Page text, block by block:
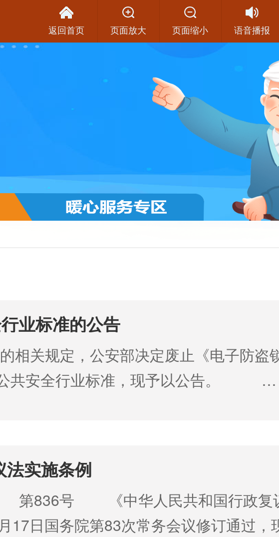
返回首页 页面放大 页面缩小 语音播报
业标准的公告
相关规定，公安部决定废止《电子防盗
公共安全行业标准，现予以公告。
21日 附件：公共安全行
法实施条例
第836号 《中华人民共和国行政复
17日国务院第83次常务会议修订通过，